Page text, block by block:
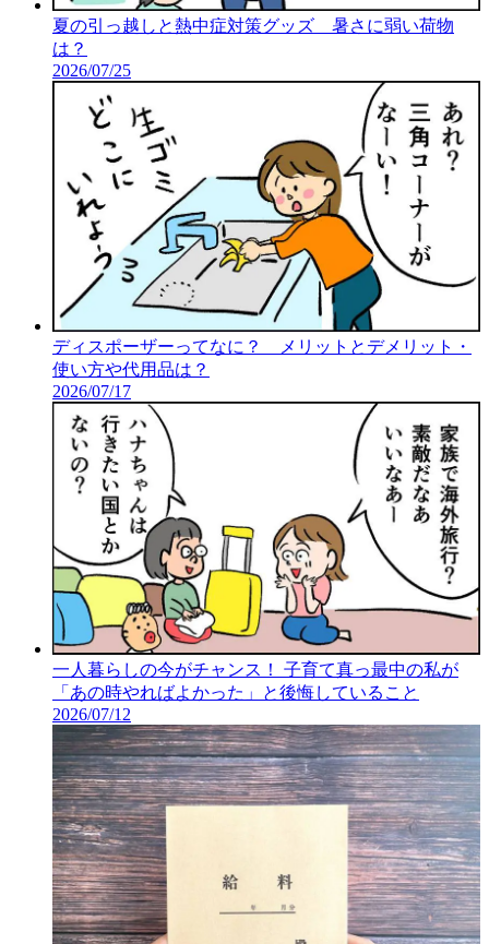
夏の引っ越しと熱中症対策グッズ 暑さに弱い荷物
は？
2026/07/25
ディスポーザーってなに？ メリットとデメリット・
使い方や代用品は？
2026/07/17
一人暮らしの今がチャンス！ 子育て真っ最中の私が
「あの時やればよかった」と後悔していること
2026/07/12